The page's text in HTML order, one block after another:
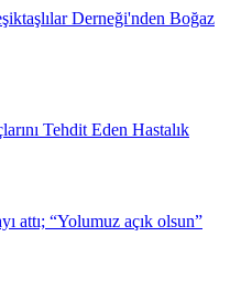
Derneği'nden Boğaz
Tehdit Eden Hastalık
attı; “Yolumuz açık olsun”